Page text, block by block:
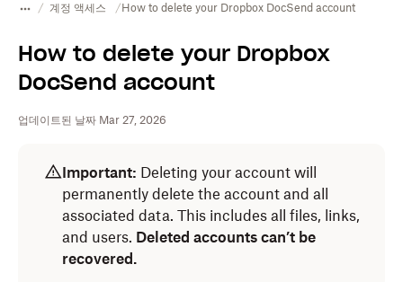
계정 액세스 How to delete your Dropbox DocSend account
How to delete your Dropbox
DocSend account
업데이트된 날짜 Mar 27, 2026
Important: Deleting your account will
permanently delete the account and all
associated data. This includes all files, links,
and users. Deleted accounts can’t be
recovered.